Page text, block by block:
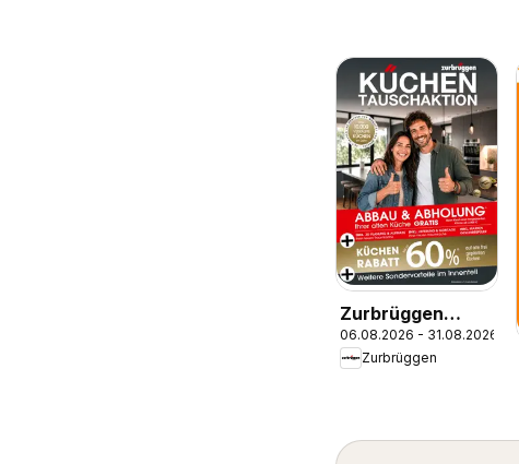
Zurbrüggen
Küchentausch-
Aktion
06.08.2026 - 31.08.2026
Zurbrüggen